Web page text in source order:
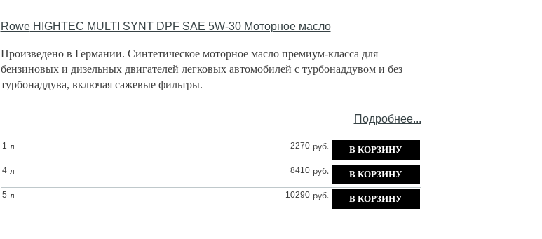
RoweHIGHTEC MULTI SYNT DPF SAE 5W-30 Моторное масло
Произведено в Германии. Синтетическое моторное масло премиум-класса для
бензиновых и дизельных двигателей легковых автомобилей с турбонаддувом и без
турбонаддува, включая сажевые фильтры.
Подробнее...
1 л 2270 руб.
4 л 8410 руб.
5 л 10290 руб.